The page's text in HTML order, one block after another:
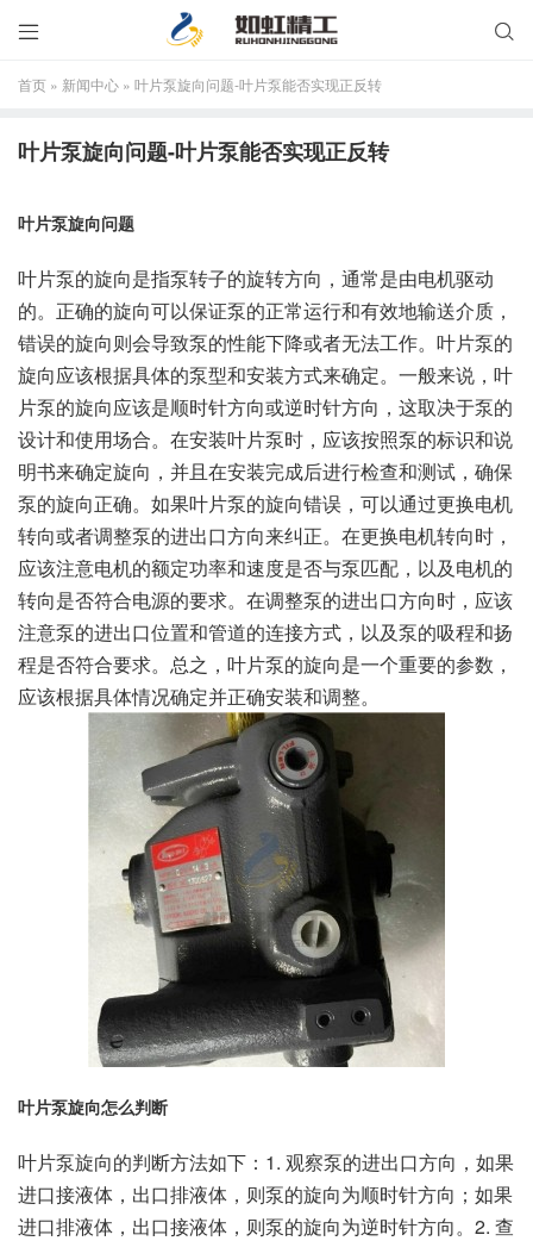


首页 » 新闻中心 » 叶片泵旋向问题-叶片泵能否实现正反转
叶片泵旋向问题-叶片泵能否实现正反转
叶片泵旋向问题
叶片泵的旋向是指泵转子的旋转方向，通常是由电机驱动
的。正确的旋向可以保证泵的正常运行和有效地输送介质，
错误的旋向则会导致泵的性能下降或者无法工作。叶片泵的
旋向应该根据具体的泵型和安装方式来确定。一般来说，叶
片泵的旋向应该是顺时针方向或逆时针方向，这取决于泵的
设计和使用场合。在安装叶片泵时，应该按照泵的标识和说
明书来确定旋向，并且在安装完成后进行检查和测试，确保
泵的旋向正确。如果叶片泵的旋向错误，可以通过更换电机
转向或者调整泵的进出口方向来纠正。在更换电机转向时，
应该注意电机的额定功率和速度是否与泵匹配，以及电机的
转向是否符合电源的要求。在调整泵的进出口方向时，应该
注意泵的进出口位置和管道的连接方式，以及泵的吸程和扬
程是否符合要求。总之，叶片泵的旋向是一个重要的参数，
应该根据具体情况确定并正确安装和调整。
叶片泵旋向怎么判断
叶片泵旋向的判断方法如下：1. 观察泵的进出口方向，如果
进口接液体，出口排液体，则泵的旋向为顺时针方向；如果
进口排液体，出口接液体，则泵的旋向为逆时针方向。2. 查